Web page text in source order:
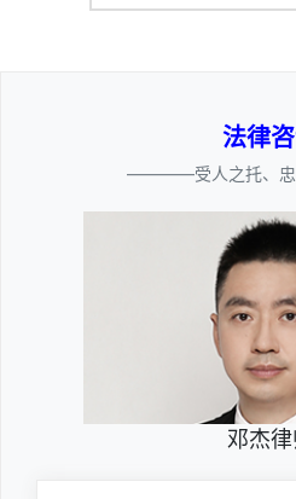
法律
————受人之托、
邓杰